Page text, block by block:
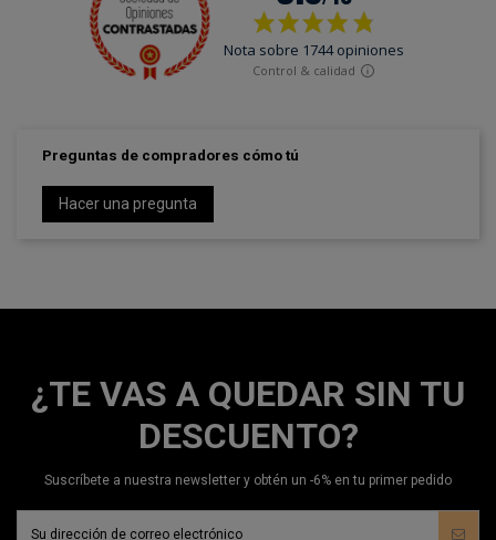
Preguntas de compradores cómo tú
Hacer una pregunta
¿TE VAS A QUEDAR SIN TU
DESCUENTO?
Suscríbete a nuestra newsletter y obtén un -6% en tu primer pedido